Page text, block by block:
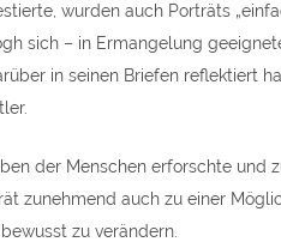
wurden auch Porträts
sich – in Ermangelung
in seinen Briefen reflektiert
der Menschen erforschte und
zunehmend auch zu einer
zu verändern.